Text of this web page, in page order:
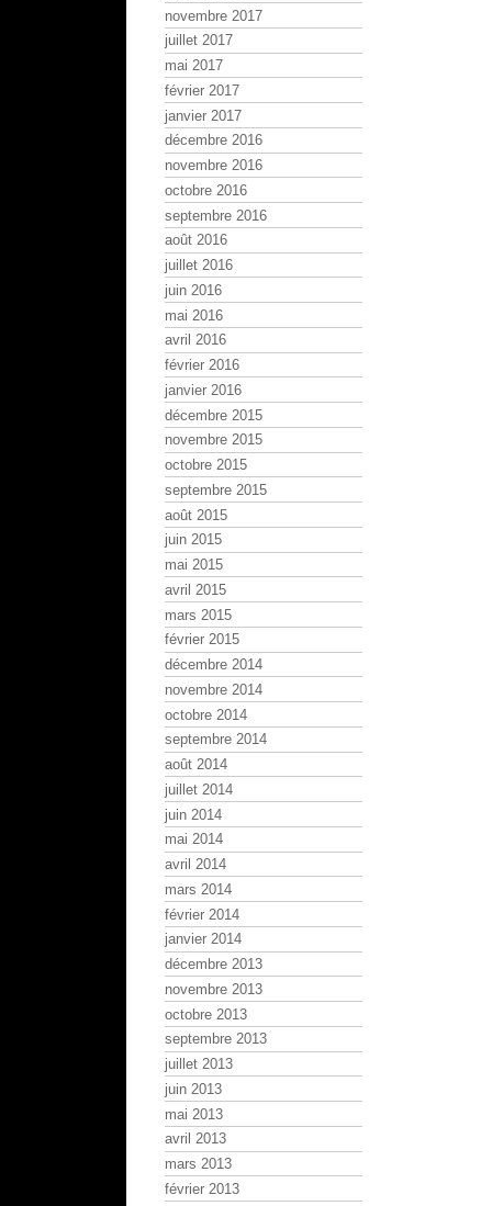
novembre 2017
juillet 2017
mai 2017
février 2017
janvier 2017
décembre 2016
novembre 2016
octobre 2016
septembre 2016
août 2016
juillet 2016
juin 2016
mai 2016
avril 2016
février 2016
janvier 2016
décembre 2015
novembre 2015
octobre 2015
septembre 2015
août 2015
juin 2015
mai 2015
avril 2015
mars 2015
février 2015
décembre 2014
novembre 2014
octobre 2014
septembre 2014
août 2014
juillet 2014
juin 2014
mai 2014
avril 2014
mars 2014
février 2014
janvier 2014
décembre 2013
novembre 2013
octobre 2013
septembre 2013
juillet 2013
juin 2013
mai 2013
avril 2013
mars 2013
février 2013